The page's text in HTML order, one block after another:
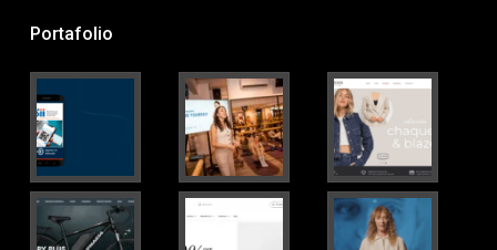
Portafolio